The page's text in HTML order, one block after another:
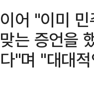
이어 "이미
맞는 증언을
다"며 "대대